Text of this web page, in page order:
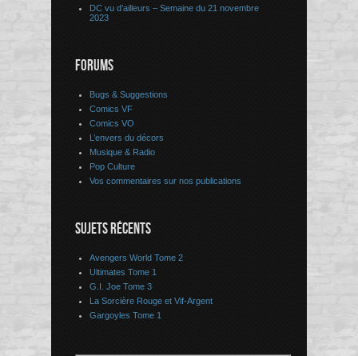
DC vu d’ailleurs – Semaine du 21 novembre
2023
FORUMS
Bugs & Suggestions
Comics VF
Comics VO
L’envers du décors
Musique & Radio
Pop Culture
Vos commentaires sur nos publications
SUJETS RÉCENTS
Avengers World Tome 2
Ultimates Tome 1
G.I. Joe Tome 3
La Sorcière Rouge et Vif-Argent
Gargoyles Tome 1